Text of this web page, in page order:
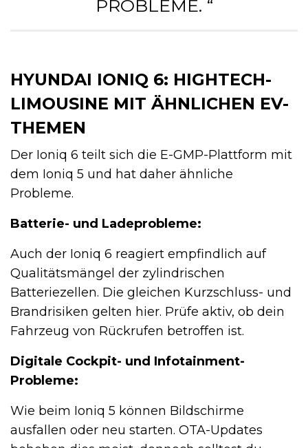
PROBLEME. “
HYUNDAI IONIQ 6: HIGHTECH-
LIMOUSINE MIT ÄHNLICHEN EV-
THEMEN
Der Ioniq 6 teilt sich die E-GMP-Plattform mit
dem Ioniq 5 und hat daher ähnliche
Probleme.
Batterie- und Ladeprobleme:
Auch der Ioniq 6 reagiert empfindlich auf
Qualitätsmängel der zylindrischen
Batteriezellen. Die gleichen Kurzschluss- und
Brandrisiken gelten hier. Prüfe aktiv, ob dein
Fahrzeug von Rückrufen betroffen ist.
Digitale Cockpit- und Infotainment-
Probleme:
Wie beim Ioniq 5 können Bildschirme
ausfallen oder neu starten. OTA-Updates